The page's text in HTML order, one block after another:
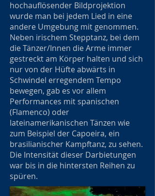
hochauflösender Bildprojektion
wurde man bei jedem Lied in eine
andere Umgebung mit genommen.
Neben irischem Stepptanz, bei dem
die Tänzer/Innen die Arme immer
gestreckt am Körper halten und sich
nur von der Hüfte abwärts in
Schwindel erregendem Tempo
bewegen, gab es vor allem
Performances mit spanischen
(Flamenco) oder
lateinamerikanischen Tänzen wie
zum Beispiel der Capoeira, ein
brasilianischer Kampftanz, zu sehen.
Die Intensität dieser Darbietungen
war bis in die hintersten Reihen zu
spüren.